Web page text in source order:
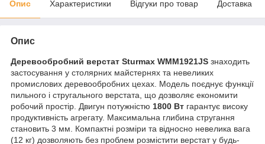
Опис Характеристики Відгуки про товар Доставка
Опис
Деревообробний верстат Sturmax WMM1921JS знаходить
застосування у столярних майстернях та невеликих
промислових деревообробних цехах. Модель поєднує функції
пильного і стругального верстата, що дозволяє економити
робочий простір. Двигун потужністю 1800 Вт гарантує високу
продуктивність агрегату. Максимальна глибина стругання
становить 3 мм. Компактні розміри та відносно невелика вага
(12 кг) дозволяють без проблем розмістити верстат у будь-